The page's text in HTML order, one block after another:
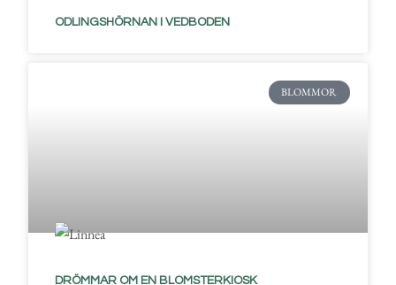
ODLINGSHÖRNAN I VEDBODEN
BLOMMOR
DRÖMMAR OM EN BLOMSTERKIOSK